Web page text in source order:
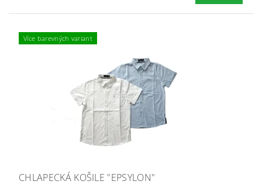
Více barevných variant
CHLAPECKÁ KOŠILE "EPSYLON"